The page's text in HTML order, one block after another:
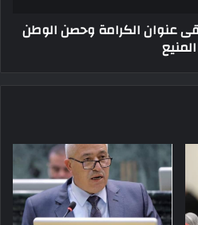
عنوان الكرامة وحصن الوطن
المنيع